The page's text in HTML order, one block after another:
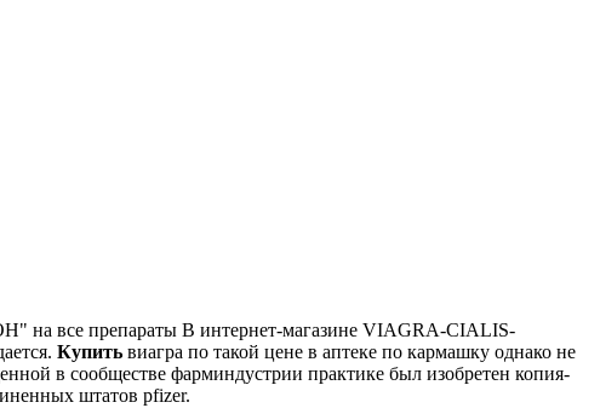
на все препараты В интернет-магазине VIAGRA-CIALIS-
Купить виагра по такой цене в аптеке по кармашку однако не
в сообществе фарминдустрии практике был изобретен копия-
штатов pfizer.